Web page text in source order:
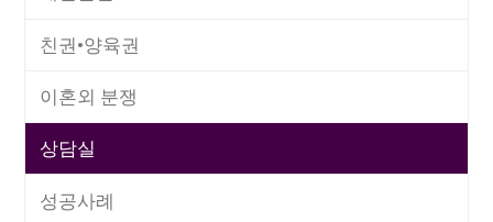
친권•양육권
이혼외 분쟁
상담실
성공사례